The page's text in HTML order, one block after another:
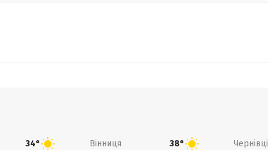
34° Вінниця 38° Чернівці